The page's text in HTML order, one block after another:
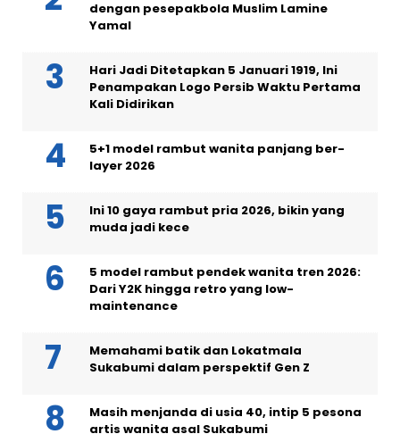
dengan pesepakbola Muslim Lamine
Yamal
Hari Jadi Ditetapkan 5 Januari 1919, Ini
Penampakan Logo Persib Waktu Pertama
Kali Didirikan
5+1 model rambut wanita panjang ber-
layer 2026
Ini 10 gaya rambut pria 2026, bikin yang
muda jadi kece
5 model rambut pendek wanita tren 2026:
Dari Y2K hingga retro yang low-
maintenance
Memahami batik dan Lokatmala
Sukabumi dalam perspektif Gen Z
Masih menjanda di usia 40, intip 5 pesona
artis wanita asal Sukabumi